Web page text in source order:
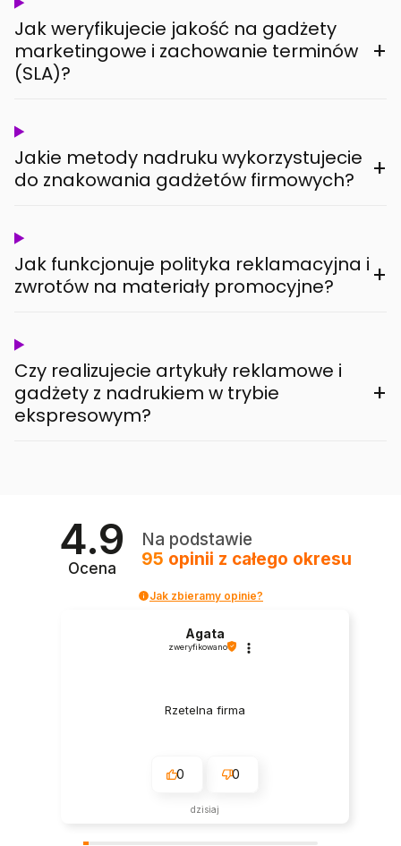
Jak weryfikujecie jakość na gadżety
marketingowe i zachowanie terminów
(SLA)?
+
Jakie metody nadruku wykorzystujecie
do znakowania gadżetów firmowych?
+
Jak funkcjonuje polityka reklamacyjna i
zwrotów na materiały promocyjne?
+
Czy realizujecie artykuły reklamowe i
gadżety z nadrukiem w trybie
ekspresowym?
+
4.9
Ocena
Na podstawie
95 opinii z całego okresu
Jak zbieramy opinie?
Agata
zweryfikowano
Rzetelna firma
0 0
dzisiaj